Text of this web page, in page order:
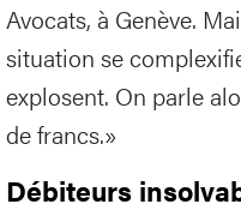
Avocats, à Genève.
situation se
explosent. On parle
de francs.»
Débiteurs